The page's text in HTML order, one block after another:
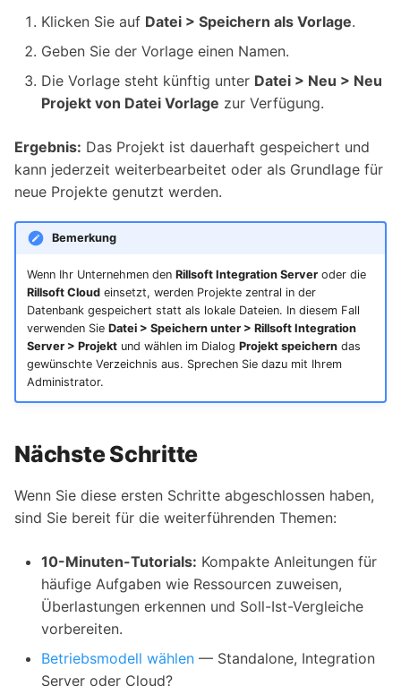
Klicken Sie auf Datei > Speichern als Vorlage.
Geben Sie der Vorlage einen Namen.
Die Vorlage steht künftig unter Datei > Neu > Neu
Projekt von Datei Vorlage zur Verfügung.
Ergebnis: Das Projekt ist dauerhaft gespeichert und
kann jederzeit weiterbearbeitet oder als Grundlage für
neue Projekte genutzt werden.
Bemerkung
Wenn Ihr Unternehmen den Rillsoft Integration Serveroder die
Rillsoft Cloudeinsetzt, werden Projekte zentral in der
Datenbank gespeichert statt als lokale Dateien. In diesem Fall
verwenden Sie Datei > Speichern unter > Rillsoft Integration
Server > Projektund wählen im Dialog Projekt speicherndas
gewünschte Verzeichnis aus. Sprechen Sie dazu mit Ihrem
Administrator.
Nächste Schritte
Wenn Sie diese ersten Schritte abgeschlossen haben,
sind Sie bereit für die weiterführenden Themen:
10-Minuten-Tutorials: Kompakte Anleitungen für
häufige Aufgaben wie Ressourcen zuweisen,
Überlastungen erkennen und Soll-Ist-Vergleiche
vorbereiten.
Betriebsmodell wählen — Standalone, Integration
Server oder Cloud?